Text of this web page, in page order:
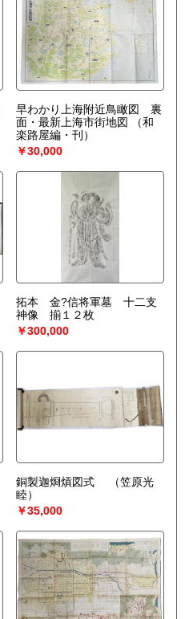
早わかり上海附近鳥瞰図 裏
面・最新上海市街地図
（和
楽路屋編・刊）
￥30,000
拓本 金?信将軍墓 十二支
神像 揃１２枚
￥300,000
銅製迦烱熕図式
（笠原光
睦）
￥35,000